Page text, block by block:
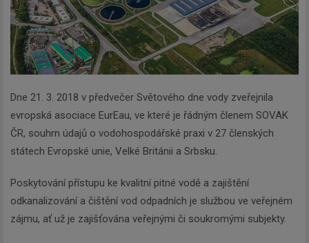
Dne 21. 3. 2018 v předvečer Světového dne vody zveřejnila
evropská asociace EurEau, ve které je řádným členem SOVAK
ČR, souhrn údajů o vodohospodářské praxi v 27 členských
státech Evropské unie, Velké Británii a Srbsku.
Poskytování přístupu ke kvalitní pitné vodě a zajištění
odkanalizování a čištění vod odpadních je službou ve veřejném
zájmu, ať už je zajišťována veřejnými či soukromými subjekty.